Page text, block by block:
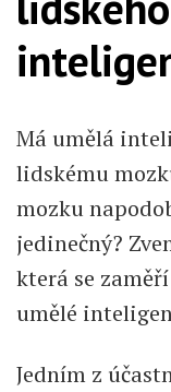
Má umělá
lidskému
mozku
jedinečný?
která se
umělé
Jedním z